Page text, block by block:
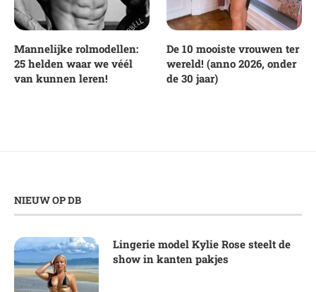
Mannelijke rolmodellen:
25 helden waar we véél
van kunnen leren!
De 10 mooiste vrouwen ter
wereld! (anno 2026, onder
de 30 jaar)
NIEUW OP DB
Lingerie model Kylie Rose steelt de
show in kanten pakjes